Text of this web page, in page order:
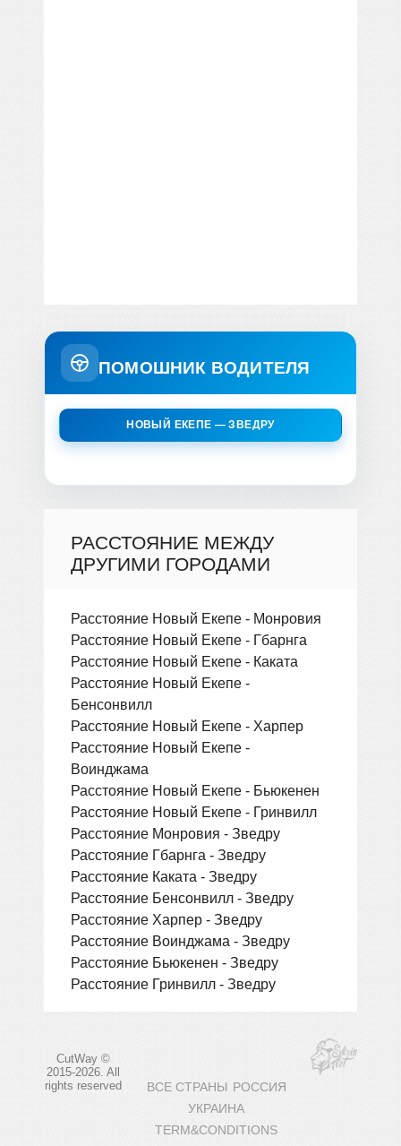
ПОМОШНИК ВОДИТЕЛЯ
НОВЫЙ ЕКЕПЕ — ЗВЕДРУ
РАССТОЯНИЕ МЕЖДУ
ДРУГИМИ ГОРОДАМИ
Расстояние Новый Екепе - Монровия
Расстояние Новый Екепе - Гбарнга
Расстояние Новый Екепе - Каката
Расстояние Новый Екепе -
Бенсонвилл
Расстояние Новый Екепе - Харпер
Расстояние Новый Екепе -
Воинджама
Расстояние Новый Екепе - Бьюкенен
Расстояние Новый Екепе - Гринвилл
Расстояние Монровия - Зведру
Расстояние Гбарнга - Зведру
Расстояние Каката - Зведру
Расстояние Бенсонвилл - Зведру
Расстояние Харпер - Зведру
Расстояние Воинджама - Зведру
Расстояние Бьюкенен - Зведру
Расстояние Гринвилл - Зведру
CutWay ©
2015-2026. All
rights reserved
ВСЕ СТРАНЫ РОССИЯ
УКРАИНА
TERM&CONDITIONS